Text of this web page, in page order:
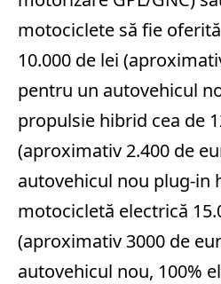
motociclete să fie
10.000 de lei
pentru un autovehicul
propulsie hibrid cea de
(aproximativ 2.400 de
autovehicul nou plug-in
motocicletă electrică
(aproximativ 3000 de
autovehicul nou, 100%